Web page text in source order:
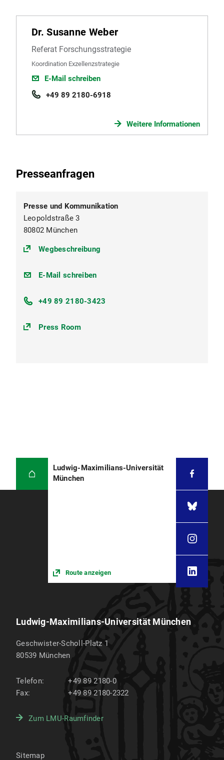
Dr. Susanne Weber
Referat Forschungsstrategie
Koordination Exzellenzstrategie
E-Mail schreiben
+49 89 2180-6918
Weitere Informationen
Presseanfragen
Presse und Kommunikation
Leopoldstraße 3
80802 München
Wegbeschreibung
presse@lmu.de
E-Mail schreiben
+49 89 2180-3423
Press Room
Ludwig-Maximilians-Universität
München
Route anzeigen
Ludwig-Maximilians-Universität München
Geschwister-Scholl-Platz 1
80539 München
Telefon:
+49 89 2180-0
Fax:
+49 89 2180-2322
Zum LMU-Raumfinder
Sitemap